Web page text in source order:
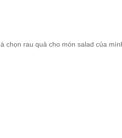
chọn rau quả cho món salad của